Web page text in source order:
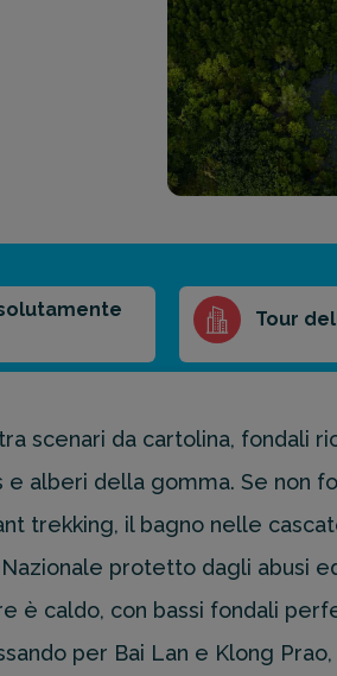
Tour
scenari da cartolina, fondali
alberi della gomma. Se non
trekking, il bagno nelle
protetto dagli abusi
è caldo, con bassi fondali
per Bai Lan e Klong